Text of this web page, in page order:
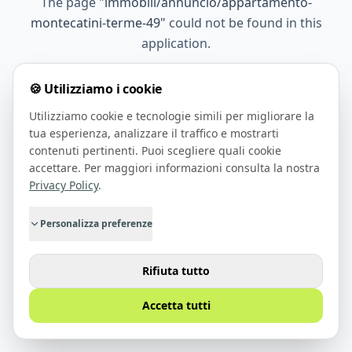
montecatini-terme-49" could not be found in this
application.
Go Home
🍪 Utilizziamo i cookie
Utilizziamo cookie e tecnologie simili per migliorare la
tua esperienza, analizzare il traffico e mostrarti
contenuti pertinenti. Puoi scegliere quali cookie
accettare. Per maggiori informazioni consulta la nostra
Privacy Policy.
Personalizza preferenze
Rifiuta tutto
Accetta tutti